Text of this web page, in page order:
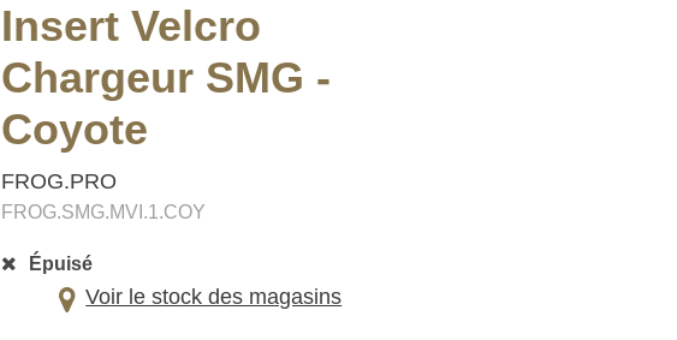
Insert Velcro
Chargeur SMG -
Coyote
FROG.PRO
FROG.SMG.MVI.1.COY
Épuisé
Voir le stock des magasins